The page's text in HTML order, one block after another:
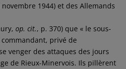
1944) et des Allemands
op. cit., p. 370) que « le sous-
privé de
venger des attaques des jours
de Rieux-Minervois. Ils pillèrent